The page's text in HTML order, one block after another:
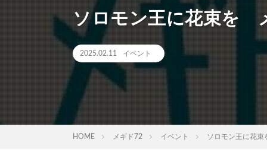
ソロモン王に花束を
2025.02.11 イベント
HOME メギド72 イベント ソロモン王に花